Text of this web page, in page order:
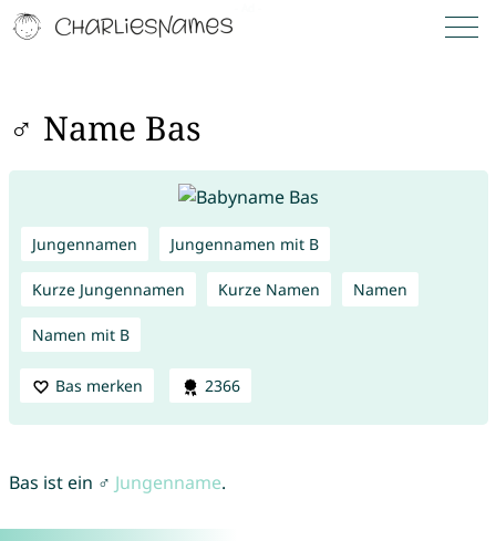
♂ Name Bas
Jungennamen Jungennamen mit B
Kurze Jungennamen Kurze Namen Namen
Namen mit B
Bas merken 2366
Bas ist ein ♂ Jungenname.